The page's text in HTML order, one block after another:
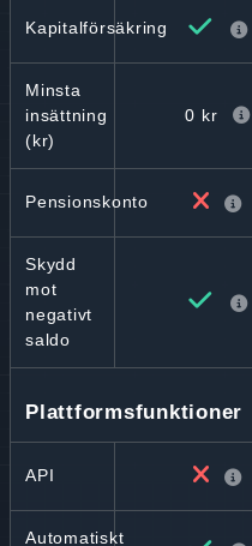
Kapitalförsäkring
Minsta
insättning
(kr)
0 kr
Pensionskonto
Skydd
mot
negativt
saldo
Plattformsfunktioner
API
Automatiskt